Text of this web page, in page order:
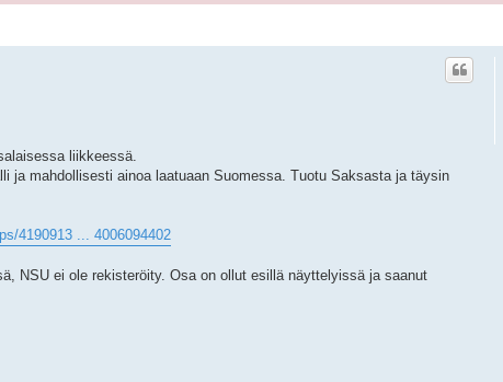
liikkeessä.
ja mahdollisesti ainoa laatuaan Suomessa. Tuotu Saksasta ja täysin
4190913 ... 4006094402
NSU ei ole rekisteröity. Osa on ollut esillä näyttelyissä ja saanut